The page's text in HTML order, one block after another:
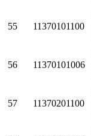
55 11370101100
56 11370101006
57 11370201100